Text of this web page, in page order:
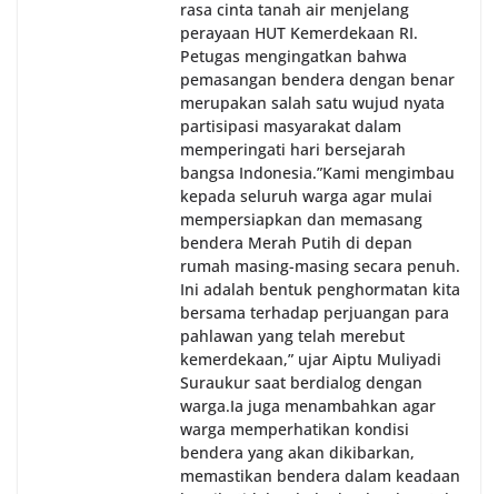
rasa cinta tanah air menjelang
perayaan HUT Kemerdekaan RI.
Petugas mengingatkan bahwa
pemasangan bendera dengan benar
merupakan salah satu wujud nyata
partisipasi masyarakat dalam
memperingati hari bersejarah
bangsa Indonesia.‎‎”Kami mengimbau
kepada seluruh warga agar mulai
mempersiapkan dan memasang
bendera Merah Putih di depan
rumah masing-masing secara penuh.
Ini adalah bentuk penghormatan kita
bersama terhadap perjuangan para
pahlawan yang telah merebut
kemerdekaan,” ujar Aiptu Muliyadi
Suraukur saat berdialog dengan
warga.‎‎Ia juga menambahkan agar
warga memperhatikan kondisi
bendera yang akan dikibarkan,
memastikan bendera dalam keadaan